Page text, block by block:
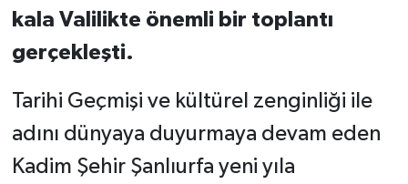
kala Valilikte önemli bir toplantı
gerçekleşti.
Tarihi Geçmişi ve kültürel zenginliği ile
adını dünyaya duyurmaya devam eden
Kadim Şehir Şanlıurfa yeni yıla